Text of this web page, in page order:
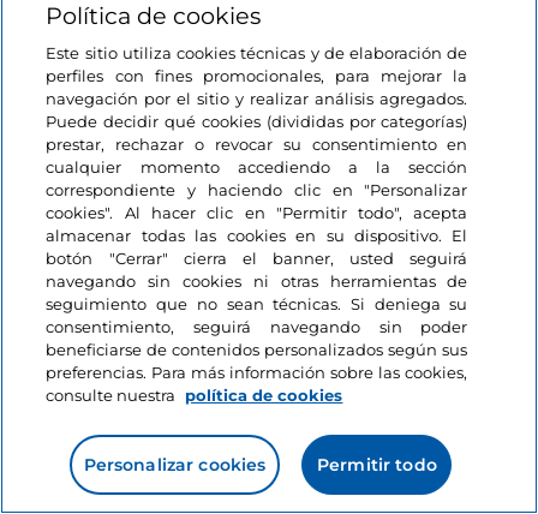
Pequeña localidad de la provincia de Roma,
Colleferro tieneantiguos orígenesque se remontan
topónimo podría indicar un lugar de extracción y
procesamiento del hierro, mientras que el núcleo
original probablemente se identifique con la antigua
Política de cookies
Este sitio utiliza cookies técnicas y de elaboración de
perfiles con fines promocionales, para mejorar la
navegación por el sitio y realizar análisis agregados.
Puede decidir qué cookies (divididas por categorías)
prestar, rechazar o revocar su consentimiento en
cualquier momento accediendo a la sección
correspondiente y haciendo clic en "Personalizar
cookies". Al hacer clic en "Permitir todo", acepta
almacenar todas las cookies en su dispositivo. El
botón "Cerrar" cierra el banner, usted seguirá
navegando sin cookies ni otras herramientas de
seguimiento que no sean técnicas. Si deniega su
consentimiento, seguirá navegando sin poder
beneficiarse de contenidos personalizados según sus
preferencias. Para más información sobre las cookies,
consulte nuestra
política de cookies
Personalizar cookies Permitir todo